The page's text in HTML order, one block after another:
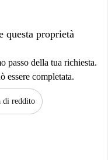
questa proprietà
passo della tua richiesta.
essere completata.
di reddito